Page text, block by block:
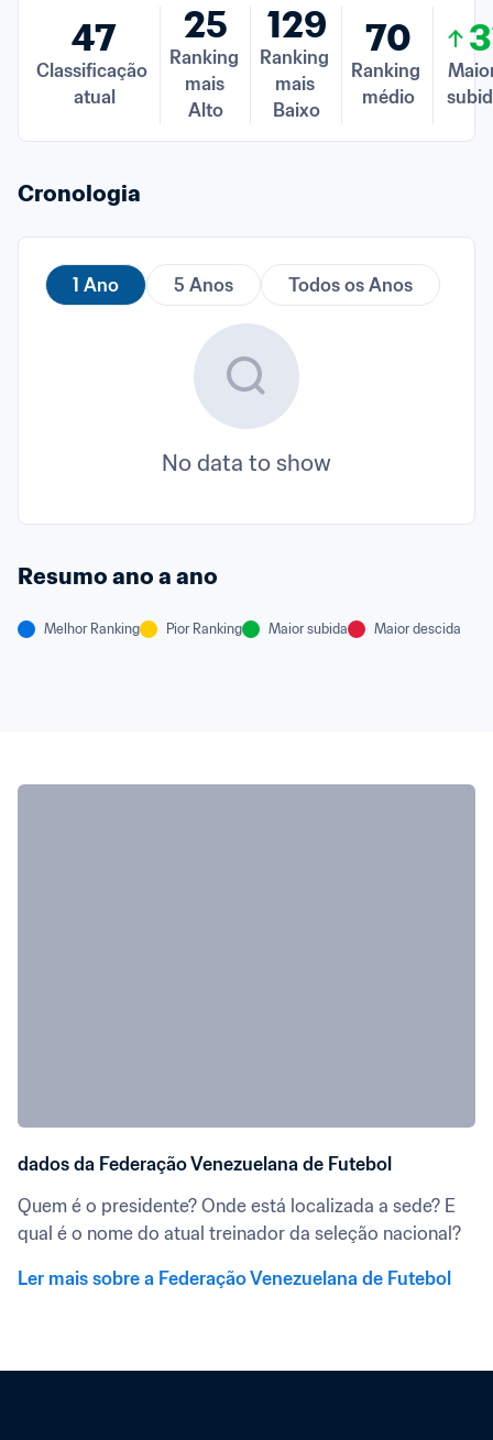
47
Classificação
atual
25
Ranking
mais
Alto
129
Ranking
mais
Baixo
70
Ranking
médio
Cronologia
1 Ano 5 Anos Todos os Anos
No data to show
Resumo ano a ano
Melhor Ranking Pior Ranking Maior subida Maior descida
dados da Federação Venezuelana de Futebol
Quem é o presidente? Onde está localizada a sede? E
qual é o nome do atual treinador da seleção nacional?
Ler mais sobre a Federação Venezuelana de Futebol